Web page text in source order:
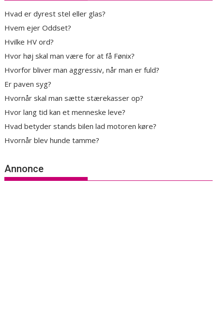
Hvad er dyrest stel eller glas?
Hvem ejer Oddset?
Hvilke HV ord?
Hvor høj skal man være for at få Fønix?
Hvorfor bliver man aggressiv, når man er fuld?
Er paven syg?
Hvornår skal man sætte stærekasser op?
Hvor lang tid kan et menneske leve?
Hvad betyder stands bilen lad motoren køre?
Hvornår blev hunde tamme?
Annonce